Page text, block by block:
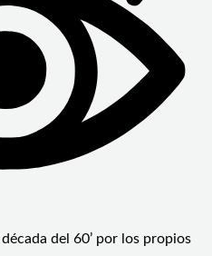
del 60’ por los propios